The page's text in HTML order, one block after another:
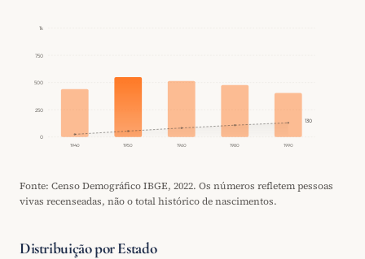
0
250
500
750
1k
1940 1950 1960 1980 1990
130
Fonte: Censo Demográfico IBGE, 2022. Os números refletem pessoas
vivas recenseadas, não o total histórico de nascimentos.
Distribuição por Estado